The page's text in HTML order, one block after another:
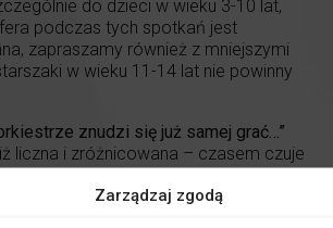
Zarządzaj zgodą
do dzieci w wieku 3-10 lat,
podczas tych spotkań jest
zapraszamy również z mniejszymi
w wieku 11-14 lat nie powinny
znudzi się już samej grać…”
liczna i zróżnicowana – czasem czuje
na taką sytuację jest zaproszenie
którzy dotrzymają jej towarzystwa. Na